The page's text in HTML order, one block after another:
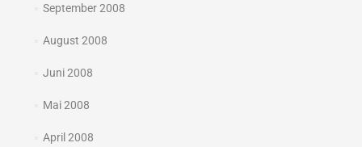
September 2008
August 2008
Juni 2008
Mai 2008
April 2008